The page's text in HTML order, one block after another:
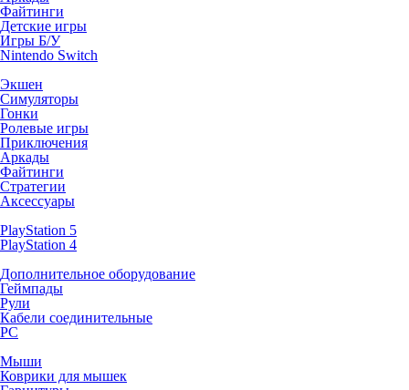
Файтинги
Детские игры
Игры Б/У
Nintendo Switch
Экшен
Симуляторы
Гонки
Ролевые игры
Приключения
Аркады
Файтинги
Стратегии
Аксессуары
PlayStation 5
PlayStation 4
Дополнительное оборудование
Геймпады
Рули
Кабели соединительные
PC
Мыши
Коврики для мышек